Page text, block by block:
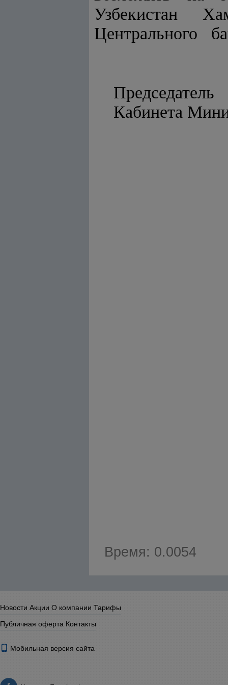
Узбекистан
Центрального
Председатель
Кабинета
Время: 0.0054
Новости Акции О компании Тарифы
Публичная оферта Контакты
Мобильная версия сайта